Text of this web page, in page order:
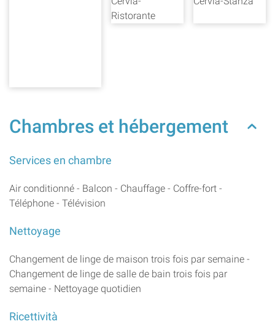
Chambres et hébergement
Services en chambre
Air conditionné - Balcon - Chauffage - Coffre-fort -
Téléphone - Télévision
Nettoyage
Changement de linge de maison trois fois par semaine -
Changement de linge de salle de bain trois fois par
semaine - Nettoyage quotidien
Ricettività